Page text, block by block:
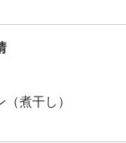
（煮干し）